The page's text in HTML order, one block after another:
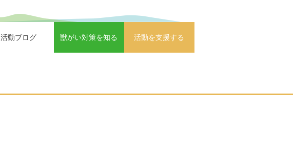
活動ブログ 獣がい対策を知る 活動を支援する